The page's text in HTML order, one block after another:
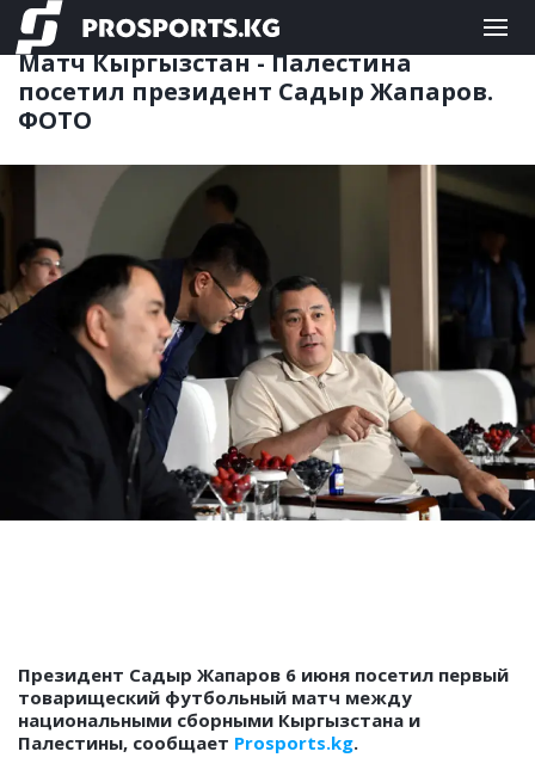
ФУТБОЛ 07.06.2026 13:21
Матч Кыргызстан - Палестина
посетил президент Садыр Жапаров.
ФОТО
Президент Садыр Жапаров 6 июня посетил первый
товарищеский футбольный матч между
национальными сборными Кыргызстана и
Палестины, сообщает Prosports.kg.